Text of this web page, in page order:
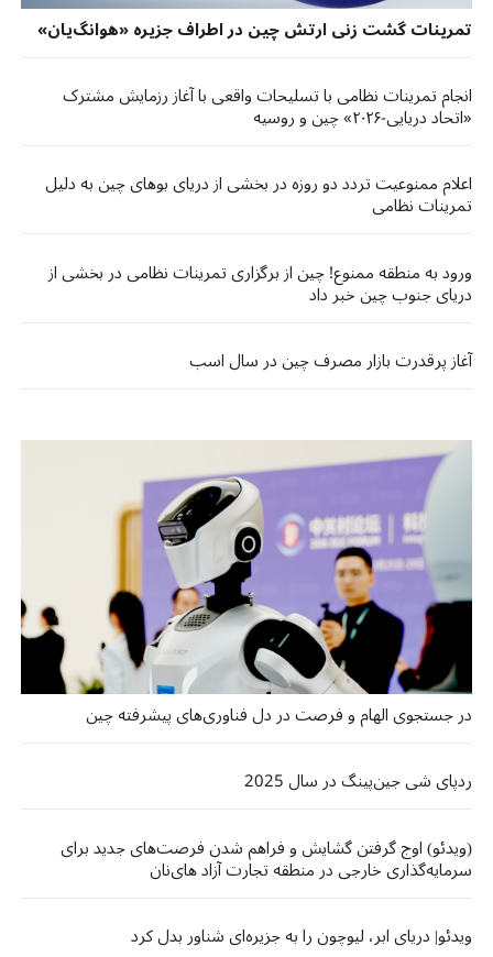
تمرینات گشت زنی ارتش چین در اطراف جزیره «هوانگ‌یان»
انجام تمرینات نظامی با تسلیحات واقعی با آغاز رزمایش مشترک
«اتحاد دریایی-۲۰۲۶» چین و روسیه
اعلام ممنوعیت تردد دو روزه در بخشی از دریای بوهای چین به دلیل
تمرینات نظامی
ورود به منطقه ممنوع! چین از برگزاری تمرینات نظامی در بخشی از
دریای جنوب چین خبر داد
آغاز پرقدرت بازار مصرف چین در سال اسب
در جستجوی الهام و فرصت در دل فناوری‌های پیشرفته چین
ردپای شی جین‌پینگ در سال 2025
(ویدئو) اوج گرفتن‌ گشایش و فراهم شدن فرصت‌‌های جدید برای
سرمایه‌گذاری خارجی در منطقه تجارت آزاد های‌نان
ویدئو| دریای ابر، لیوچون را به جزیره‌ای شناور بدل کرد